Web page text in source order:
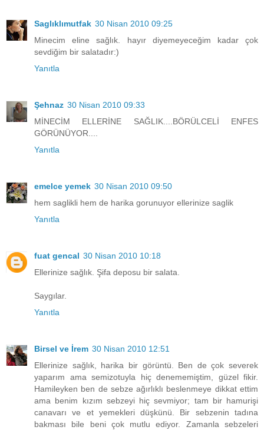
Saglıklımutfak 30 Nisan 2010 09:25
Minecim eline sağlık. hayır diyemeyeceğim kadar çok
sevdiğim bir salatadır:)
Yanıtla
Şehnaz 30 Nisan 2010 09:33
MİNECİM ELLERİNE SAĞLIK....BÖRÜLCELİ ENFES
GÖRÜNÜYOR....
Yanıtla
emelce yemek 30 Nisan 2010 09:50
hem saglikli hem de harika gorunuyor ellerinize saglik
Yanıtla
fuat gencal 30 Nisan 2010 10:18
Ellerinize sağlık. Şifa deposu bir salata.
Saygılar.
Yanıtla
Birsel ve İrem 30 Nisan 2010 12:51
Ellerinize sağlık, harika bir görüntü. Ben de çok severek
yaparım ama semizotuyla hiç denememiştim, güzel fikir.
Hamileyken ben de sebze ağırlıklı beslenmeye dikkat ettim
ama benim kızım sebzeyi hiç sevmiyor; tam bir hamurişi
canavarı ve et yemekleri düşkünü. Bir sebzenin tadına
bakması bile beni çok mutlu ediyor. Zamanla sebzeleri